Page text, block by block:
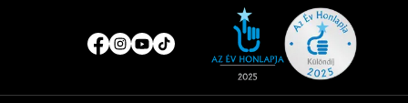
Közösségi
média
oldalak
of
year